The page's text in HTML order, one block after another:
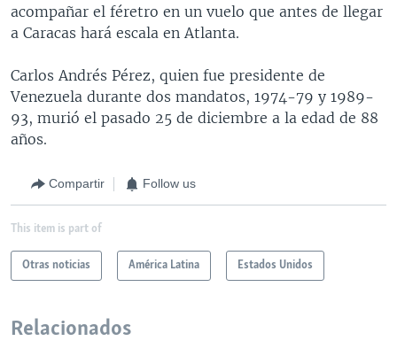
acompañar el féretro en un vuelo que antes de llegar
a Caracas hará escala en Atlanta.
Carlos Andrés Pérez, quien fue presidente de
Venezuela durante dos mandatos, 1974-79 y 1989-
93, murió el pasado 25 de diciembre a la edad de 88
años.
Compartir Follow us
This item is part of
Otras noticias América Latina Estados Unidos
Relacionados